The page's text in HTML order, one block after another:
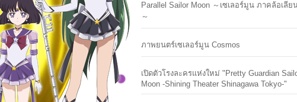
Parallel Sailor Moon ～เซเลอร์มูน ภาคล้อเลีย
～
ภาพยนตร์เซเลอร์มูน Cosmos
เปิดตัวโรงละครแห่งใหม่ "Pretty Guardian
Moon -Shining Theater Shinagawa Tokyo-"